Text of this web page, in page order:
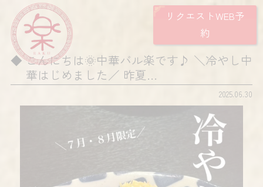
リクエストWEB予
約
こんにちは🌞中華バル楽です♪ ＼冷やし中
華はじめました／ 昨夏…
2025.06.30